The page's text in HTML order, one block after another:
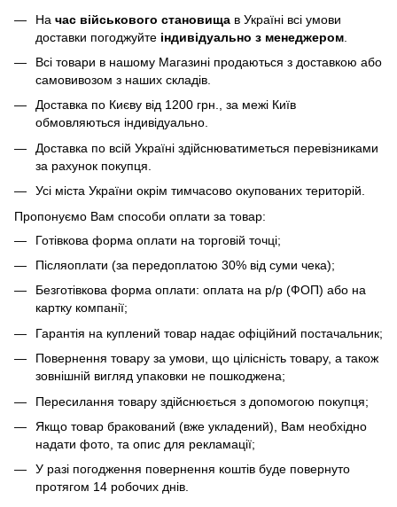
На час військового становища в Україні всі умови
доставки погоджуйте індивідуально з менеджером
Всі товари в нашому Магазині продаються з доставкою або
самовивозом з наших складів.
Доставка по Києву від 1200 грн., за межі Київ
обмовляються індивідуально.
Доставка по всій Україні здійснюватиметься перевізниками
за рахунок покупця.
Усі міста України окрім тимчасово окупованих територій.
Пропонуємо Вам способи оплати за товар:
Готівкова форма оплати на торговій точці;
Післяоплати (за передоплатою 30% від суми чека);
Безготівкова форма оплати: оплата на р/р (ФОП) або на
картку компанії;
Гарантія на куплений товар надає офіційний постачальник;
Повернення товару за умови, що цілісність товару, а також
зовнішній вигляд упаковки не пошкоджена;
Пересилання товару здійснюється з допомогою покупця;
Якщо товар бракований (вже укладений), Вам необхідно
надати фото, та опис для рекламації;
У разі погодження повернення коштів буде повернуто
протягом 14 робочих днів.